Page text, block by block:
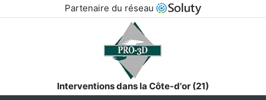
Partenaire du réseau
Interventions dans la Côte-d'or (21)